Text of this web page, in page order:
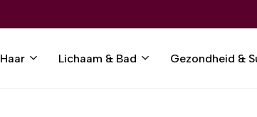
Haar Lichaam & Bad Gezondheid &